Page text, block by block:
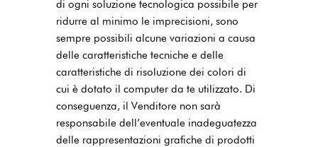
di ogni soluzione tecnologica possibile per
ridurre al minimo le imprecisioni, sono
sempre possibili alcune variazioni a causa
delle caratteristiche tecniche e delle
caratteristiche di risoluzione dei colori di
cui è dotato il computer da te utilizzato. Di
conseguenza, il Venditore non sarà
responsabile dell’eventuale inadeguatezza
delle rappresentazioni grafiche di prodotti